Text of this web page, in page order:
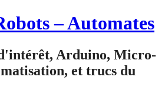
– Automates
Arduino, Micro-
et trucs du